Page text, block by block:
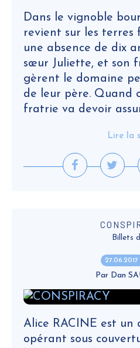
Dans le vignoble
revient sur les terres
une absence de dix
sœur Juliette, et son
gèrent le domaine
de leur père. Quand
fratrie va devoir
Lire la
Billets
27.06.2017
Par Dan
Alice RACINE est un
opérant sous